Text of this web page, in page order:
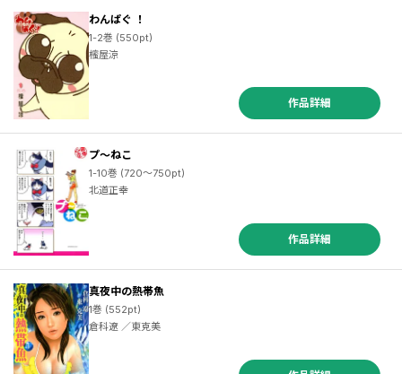
わんぱぐ ！
1-2巻 (550pt)
櫁屋涼
作品詳細
プ～ねこ
1-10巻 (720～750pt)
北道正幸
作品詳細
真夜中の熱帯魚
1巻 (552pt)
倉科遼 ／東克美